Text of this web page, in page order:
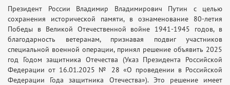
Президент России Владимир Владимирович Путин с целью
сохранения исторической памяти, в ознаменование 80-летия
Победы в Великой Отечественной войне 1941-1945 годов, в
благодарность ветеранам, признавая подвиг участников
специальной военной операции, принял решение объявить 2025
год Годом защитника Отечества (Указ Президента Российской
Федерации от 16.01.2025 № 28 «О проведении в Российской
Федерации Года защитника Отечества»). Это решение имеет